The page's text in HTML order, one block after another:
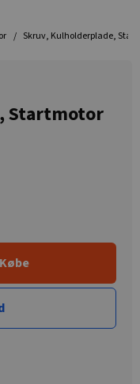
Skruv, Kulholderplade,
Startmotor
Købe